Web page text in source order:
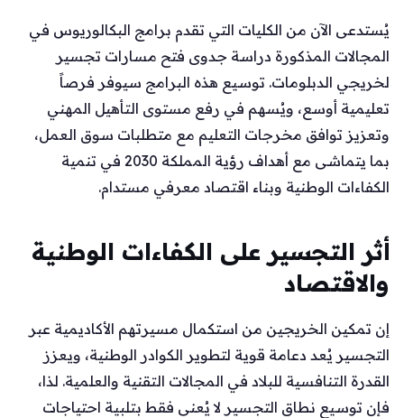
يُستدعى الآن من الكليات التي تقدم برامج البكالوريوس في
المجالات المذكورة دراسة جدوى فتح مسارات تجسير
لخريجي الدبلومات. توسيع هذه البرامج سيوفر فرصاً
تعليمية أوسع، ويُسهم في رفع مستوى التأهيل المهني
وتعزيز توافق مخرجات التعليم مع متطلبات سوق العمل،
بما يتماشى مع أهداف رؤية المملكة 2030 في تنمية
الكفاءات الوطنية وبناء اقتصاد معرفي مستدام.
أثر التجسير على الكفاءات الوطنية
والاقتصاد
إن تمكين الخريجين من استكمال مسيرتهم الأكاديمية عبر
التجسير يُعد دعامة قوية لتطوير الكوادر الوطنية، ويعزز
القدرة التنافسية للبلاد في المجالات التقنية والعلمية. لذا،
فإن توسيع نطاق التجسير لا يُعنى فقط بتلبية احتياجات